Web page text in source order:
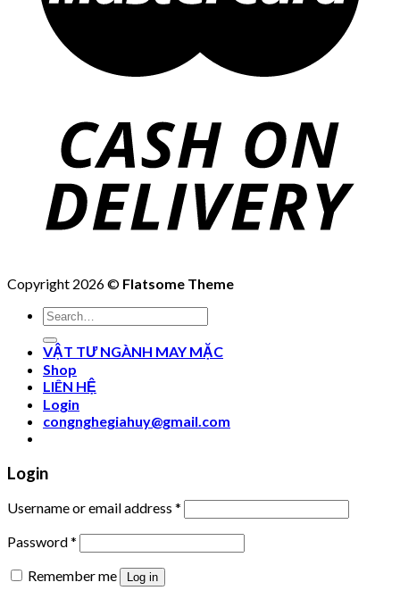
Copyright 2026 © Flatsome Theme
Search
for:
VẬT TƯ NGÀNH MAY MẶC
Shop
LIÊN HỆ
Login
congnghegiahuy@gmail.com
Login
Username or email address *
Password*
Remember me
Log in